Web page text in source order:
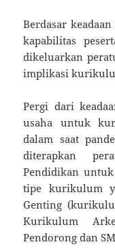
Berdasar
kapabilitas
dikeluarkan
implikasi
Pergi dari
usaha untuk
dalam saat
diterapkan
Pendidikan
tipe kurikulum
Genting
Kurikulum
Pendorong dan